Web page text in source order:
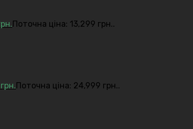
Поточна ціна: 13,299 грн..
грн. Поточна ціна: 24,999 грн..